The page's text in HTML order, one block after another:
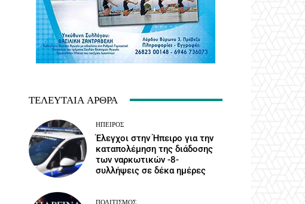
ΤΕΛΕΥΤΑΊΑ ΆΡΘΡΑ
ΉΠΕΙΡΟΣ
Έλεγχοι στην Ήπειρο για την
καταπολέμηση της διάδοσης
των ναρκωτικών -8-
συλλήψεις σε δέκα ημέρες